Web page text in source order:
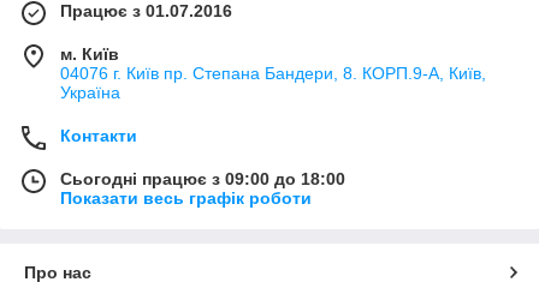
Працює з 01.07.2016
м. Київ
04076 г. Київ пр. Степана Бандери, 8. КОРП.9-А, Київ,
Україна
Контакти
Сьогодні працює з 09:00 до 18:00
Показати весь графік роботи
Про нас